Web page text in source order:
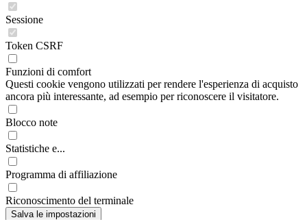
Sessione
Token CSRF
Funzioni di comfort
Questi cookie vengono utilizzati per rendere l'esperienza di acquisto
ancora più interessante, ad esempio per riconoscere il visitatore.
Blocco note
Statistiche e...
Programma di affiliazione
Riconoscimento del terminale